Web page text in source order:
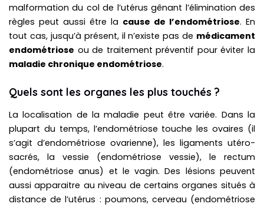
malformation du col de l’utérus gênant l’élimination des
règles peut aussi être la cause de l’endométriose. En
tout cas, jusqu’à présent, il n’existe pas de médicament
endométriose ou de traitement préventif pour éviter la
maladie chronique endométriose.
Quels sont les organes les plus touchés ?
La localisation de la maladie peut être variée. Dans la
plupart du temps, l’endométriose touche les ovaires (il
s’agit d’endométriose ovarienne), les ligaments utéro-
sacrés, la vessie (endométriose vessie), le rectum
(endométriose anus) et le vagin. Des lésions peuvent
aussi apparaitre au niveau de certains organes situés à
distance de l’utérus : poumons, cerveau (endométriose